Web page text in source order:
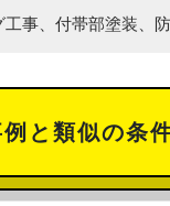
事、付帯部塗装、
と類似の条